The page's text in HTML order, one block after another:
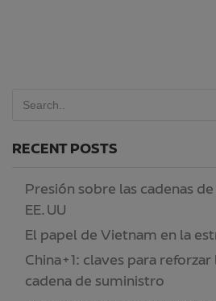
RECENT POSTS
Presión sobre las cadenas
EE. UU
El papel de Vietnam en la
China+1: claves para
cadena de suministro